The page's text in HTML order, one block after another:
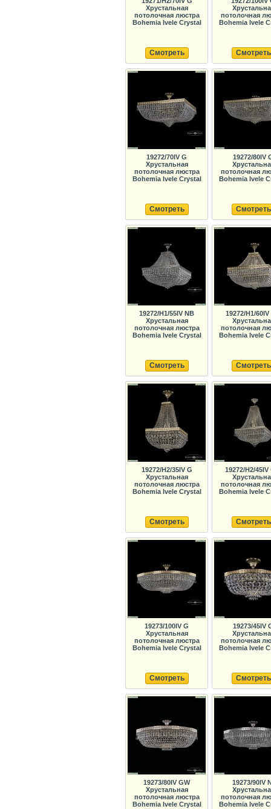
Хрустальная
потолочная люстра
Bohemia Ivele Crystal
Смотреть
потолочная
Bohemia Ivele
Смотреть
19272/70IV G
Хрустальная
потолочная люстра
Bohemia Ivele Crystal
Смотреть
19272/80IV
потолочная
Bohemia Ivele
Смотреть
19272/H1/55IV NB
Хрустальная
потолочная люстра
Bohemia Ivele Crystal
Смотреть
19272/H1/60IV
потолочная
Bohemia Ivele
Смотреть
19272/H2/35IV G
Хрустальная
потолочная люстра
Bohemia Ivele Crystal
Смотреть
19272/H2/45IV
потолочная
Bohemia Ivele
Смотреть
19273/100IV G
Хрустальная
потолочная люстра
Bohemia Ivele Crystal
Смотреть
19273/45IV
потолочная
Bohemia Ivele
Смотреть
19273/80IV GW
Хрустальная
потолочная люстра
Bohemia Ivele Crystal
19273/90IV
потолочная
Bohemia Ivele